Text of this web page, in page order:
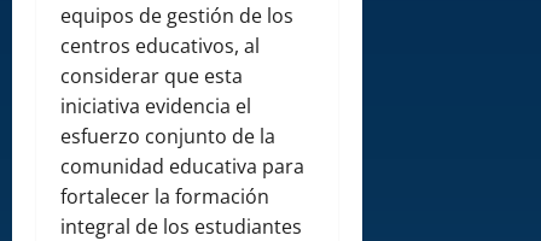
equipos de gestión de los
centros educativos, al
considerar que esta
iniciativa evidencia el
esfuerzo conjunto de la
comunidad educativa para
fortalecer la formación
integral de los estudiantes